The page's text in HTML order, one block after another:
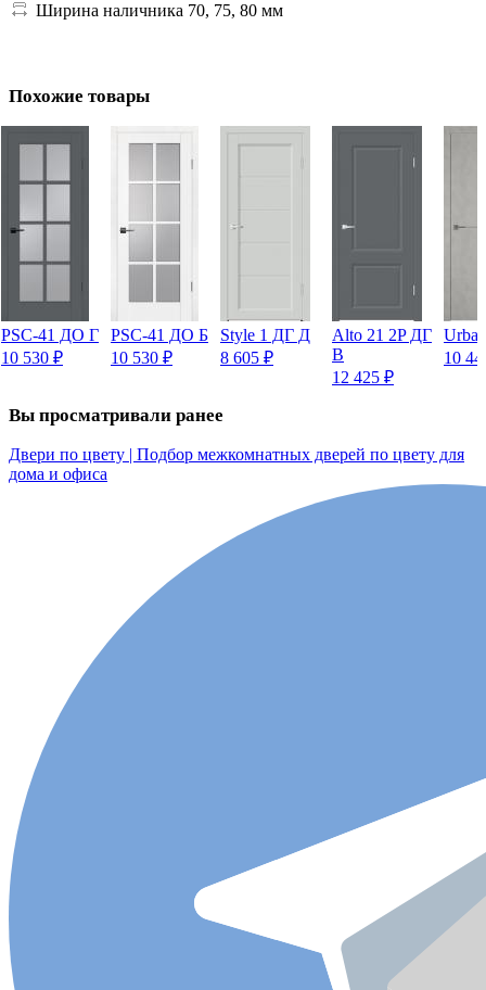
Ширина наличника 70, 75, 80 мм
Похожие товары
PSC-41 ДО Г
10 530 ₽
PSC-41 ДО Б
10 530 ₽
Style 1 ДГ Д
8 605 ₽
Alto 21 2P ДГ
В
12 425 ₽
10
Вы просматривали ранее
Двери по цвету | Подбор межкомнатных дверей по цвету для
дома и офиса